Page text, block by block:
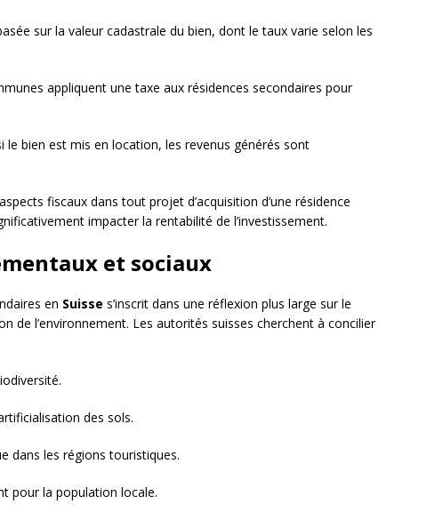
sur la valeur cadastrale du bien, dont le taux varie selon les
appliquent une taxe aux résidences secondaires pour
le bien est mis en location, les revenus générés sont
fiscaux dans tout projet d’acquisition d’une résidence
impacter la rentabilité de l’investissement.
et sociaux
en Suisse s’inscrit dans une réflexion plus large sur le
de l’environnement. Les autorités suisses cherchent à concilier
des sols.
dans les régions touristiques.
pour la population locale.